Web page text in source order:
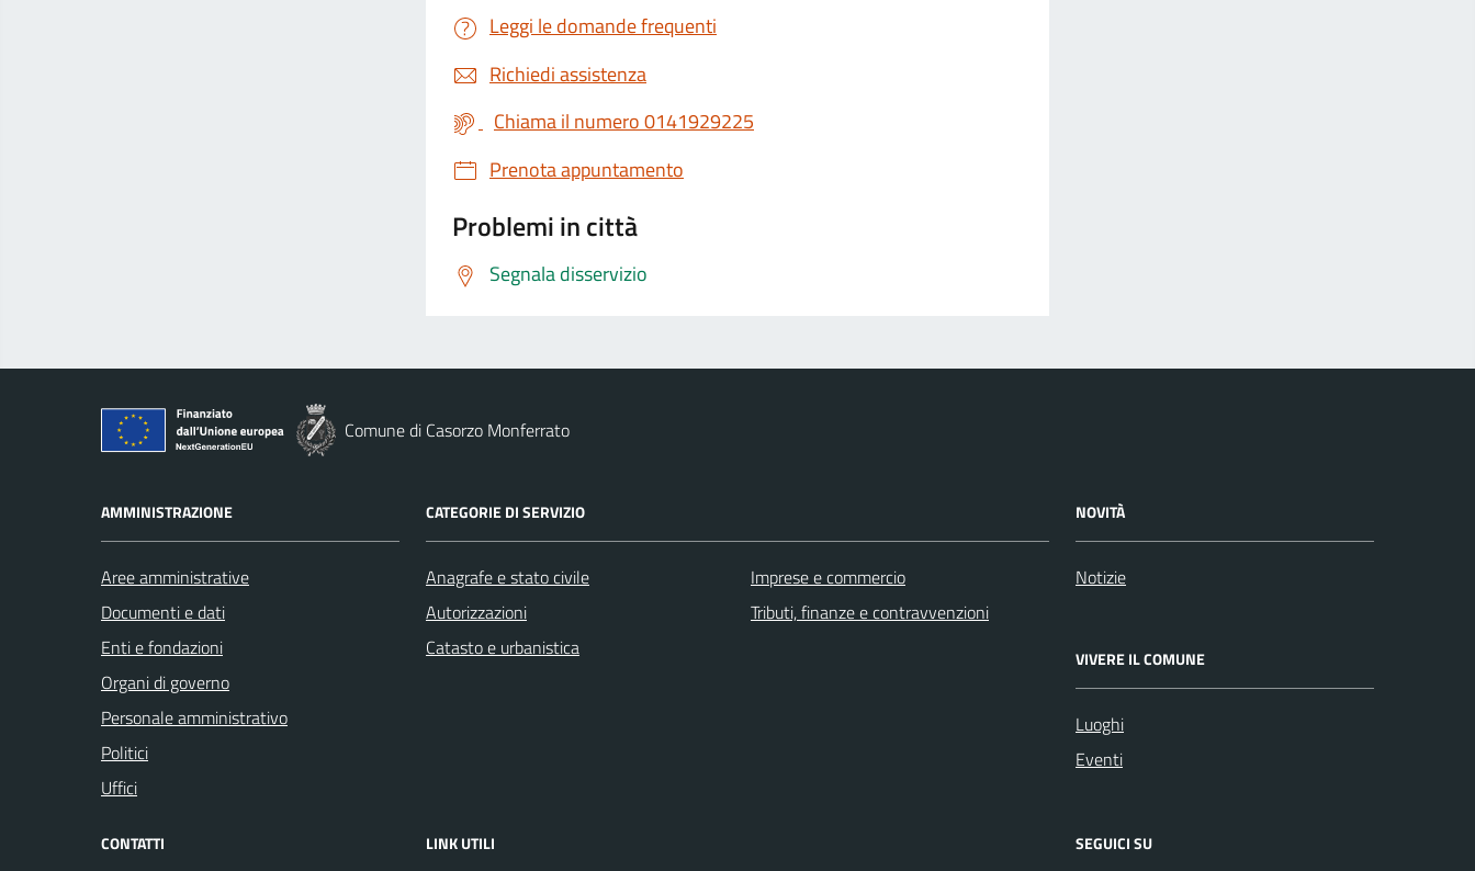
Leggi le domande frequenti
Richiedi assistenza
Chiama il numero 0141929225
Prenota appuntamento
Problemi in città
Segnala disservizio
Comune di Casorzo Monferrato
AMMINISTRAZIONE
Aree amministrative
Documenti e dati
Enti e fondazioni
Organi di governo
Personale amministrativo
Politici
Uffici
CATEGORIE DI SERVIZIO
Anagrafe e stato civile
Autorizzazioni
Catasto e urbanistica
Imprese e commercio
Tributi, finanze e contravvenzioni
NOVITÀ
Notizie
VIVERE IL COMUNE
Luoghi
Eventi
CONTATTI LINK UTILI SEGUICI SU